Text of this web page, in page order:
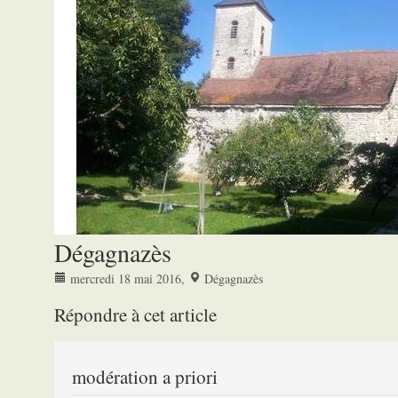
Dégagnazès
mercredi 18 mai 2016, Dégagnazès
Répondre à cet article
modération a priori